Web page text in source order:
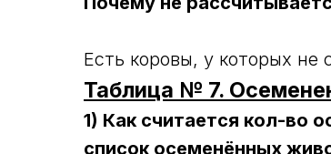
Есть коровы, у которых не
Таблица № 7.
1) Как считается кол-во
список осеменённых